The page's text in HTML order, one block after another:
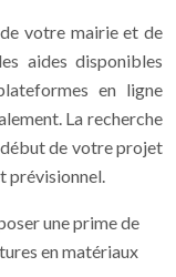
votre mairie et de
aides disponibles
en ligne
La recherche
de votre projet
prévisionnel.
une prime de
en matériaux